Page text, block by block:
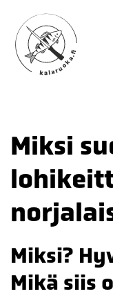
Miksi
Miksi?
Mikä siis